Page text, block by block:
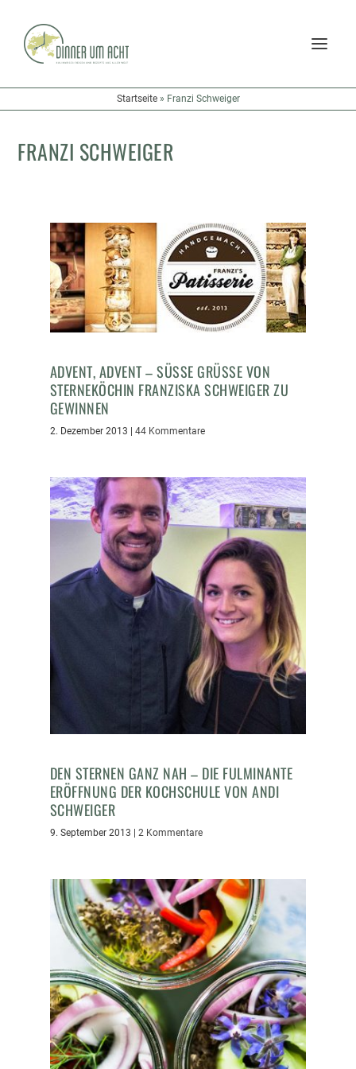
Startseite» Franzi Schweiger
FRANZI SCHWEIGER
ADVENT, ADVENT – SÜSSE GRÜSSE VON ST
ERNEKÖCHIN FRANZISKA SCHWEIGER ZU GE
WINNEN
2. Dezember 2013 44 Kommentare
DEN STERNEN GANZ NAH – DIE FULMINANTE
ERÖFFNUNG DER KOCHSCHULE VON ANDI
SCHWEIGER
9. September 2013 | 2 Kommentare